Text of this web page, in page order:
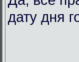
дату дня